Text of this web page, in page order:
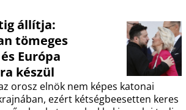
állítja:
tömeges
Európa
készül
orosz elnök nem képes katonai
ezért kétségbeesetten keres